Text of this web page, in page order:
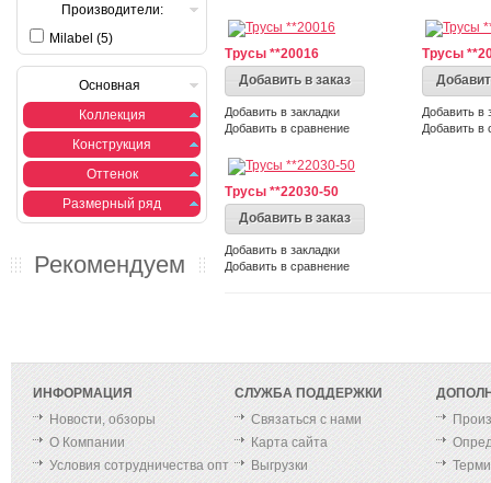
Производители:
Milabel (5)
Основная
Коллекция
Конструкция
Оттенок
Размерный ряд
Рекомендуем
Трусы **20016
Добавить в заказ
Добавить в закладки
Добавить в сравнение
Трусы
Добавить в
Добавить в
Трусы **22030-50
Добавить в заказ
Добавить в закладки
Добавить в сравнение
ИНФОРМАЦИЯ
Новости, обзоры
О Компании
Условия сотрудничества опт
СЛУЖБА ПОДДЕРЖКИ
Связаться с нами
Карта сайта
Выгрузки